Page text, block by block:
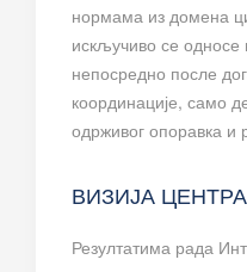
нормама из домена
искључиво се односе
непосредно после
координације, само
одрживог опоравка и
ВИЗИЈА ЦЕНТРА
Резултатима рада